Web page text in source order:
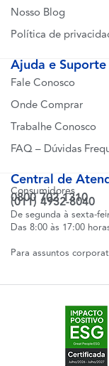
Nosso Blog
Política de
Ajuda e Suporte
Fale Conosco
Onde Comprar
Trabalhe Conosco
FAQ – Dúvidas
Central de
Consumidores
0800 702 1310
(011) 4932-8040
De segunda à sexta-
Das 8:00 às 17:00
Para assuntos